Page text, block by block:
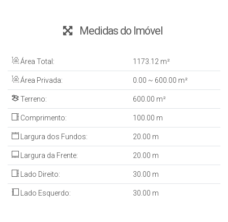
Medidas do Imóvel
Área Total: 1173.12 m²
Área Privada: 0.00 ~ 600.00 m²
Terreno: 600.00 m²
Comprimento: 100.00 m
Largura dos Fundos: 20.00 m
Largura da Frente: 20.00 m
Lado Direito: 30.00 m
Lado Esquerdo: 30.00 m